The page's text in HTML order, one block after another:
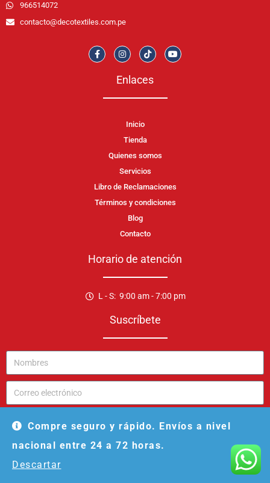
Compre seguro y rápido. Envíos a nivel
nacional entre 24 a 72 horas.
Descartar
966514072
contacto@decotextiles.com.pe
Enlaces
Inicio
Tienda
Quienes somos
Servicios
Libro de Reclamaciones
Términos y condiciones
Blog
Contacto
Horario de atención
L - S: 9:00 am - 7:00 pm
Suscríbete
ENVIAR